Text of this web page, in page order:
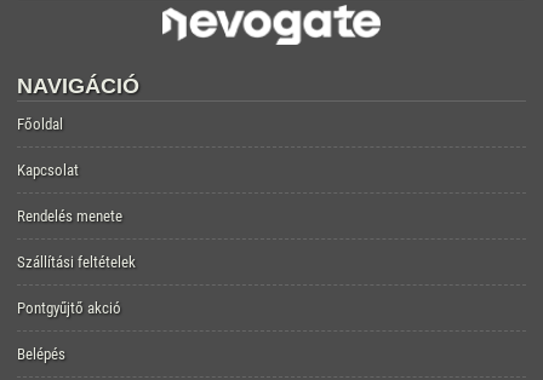
NAVIGÁCIÓ
Főoldal
Kapcsolat
Rendelés menete
Szállítási feltételek
Pontgyűjtő akció
Belépés